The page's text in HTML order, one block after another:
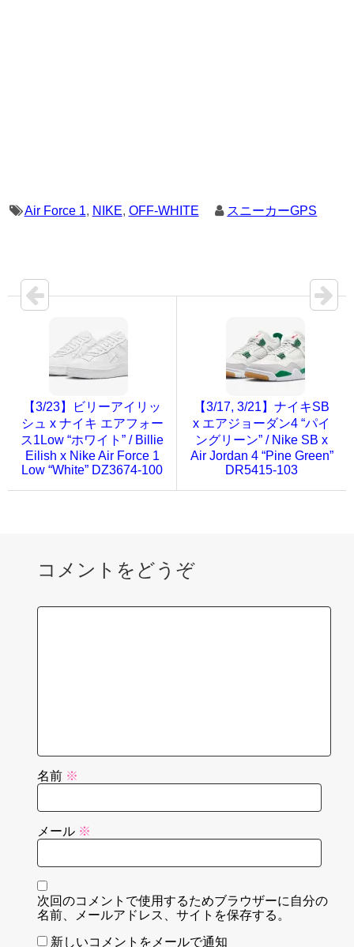
Air Force 1, NIKE, OFF-WHITE スニーカーGPS
【3/23】ビリーアイリッ
シュ x ナイキ エアフォー
ス1Low “ホワイト” / Billie
Eilish x Nike Air Force 1
Low “White” DZ3674-100
【3/17, 3/21】ナイキSB
x エアジョーダン4 “パイ
ングリーン” / Nike SB x
Air Jordan 4 “Pine Green”
DR5415-103
コメントをどうぞ
名前 ※
メール ※
次回のコメントで使用するためブラウザーに自分の
名前、メールアドレス、サイトを保存する。
新しいコメントをメールで通知